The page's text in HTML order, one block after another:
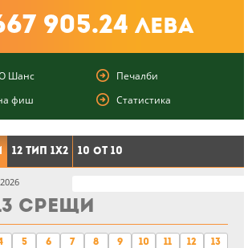
905.24 лева
Шанс
Печалби
фиш
Статистика
12 тип 1X2 10 от 10
Срещи
5 6 7 8 9 10 11 12 13